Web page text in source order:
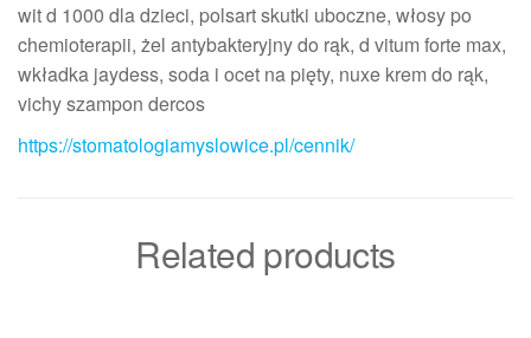
wit d 1000 dla dzieci, polsart skutki uboczne, włosy po
chemioterapii, żel antybakteryjny do rąk, d vitum forte max,
wkładka jaydess, soda i ocet na pięty, nuxe krem do rąk,
vichy szampon dercos
https://stomatologiamyslowice.pl/cennik/
Related products